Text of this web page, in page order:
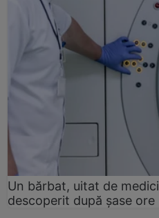
Un bărbat, uitat de
descoperit după șase ore